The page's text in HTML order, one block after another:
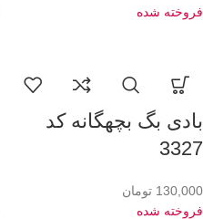
فروخته شده
بادی بگ بچهگانه کد
3327
130,000 تومان
فروخته شده